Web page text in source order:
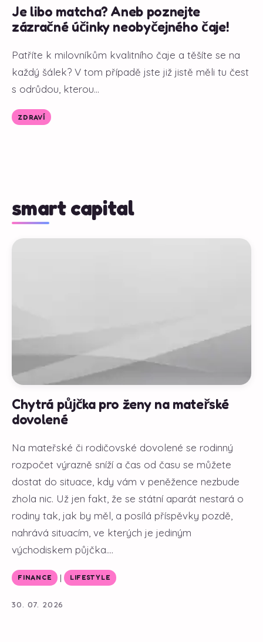
Je libo matcha? Aneb poznejte
zázračné účinky neobyčejného čaje!
Patříte k milovníkům kvalitního čaje a těšíte se na
každý šálek? V tom případě jste již jistě měli tu čest
s odrůdou, kterou...
ZDRAVÍ
smart capital
Chytrá půjčka pro ženy na mateřské
dovolené
Na mateřské či rodičovské dovolené se rodinný
rozpočet výrazně sníží a čas od času se můžete
dostat do situace, kdy vám v peněžence nezbude
zhola nic. Už jen fakt, že se státní aparát nestará o
rodiny tak, jak by měl, a posílá příspěvky pozdě,
nahrává situacím, ve kterých je jediným
východiskem půjčka....
FINANCE | LIFESTYLE
30. 07. 2026